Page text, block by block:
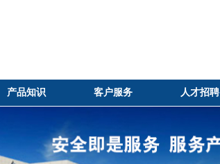
产品知识 客户服务 人才招聘